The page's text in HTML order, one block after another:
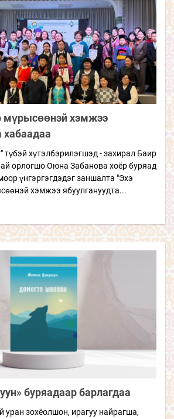
мүрысөөнэй хэмжээ
хабаадаа
түбэй хүтэлбэрилэгшэд - захирал Баир
орлогшо Оюна Забанова хоёр буряад
үнгэргэгдэдэг заншалта "Эхэ
хэмжээ ябуулгануудта...
буряадаар барлагдаа
уран зохёолшон, ирагуу найрагша,